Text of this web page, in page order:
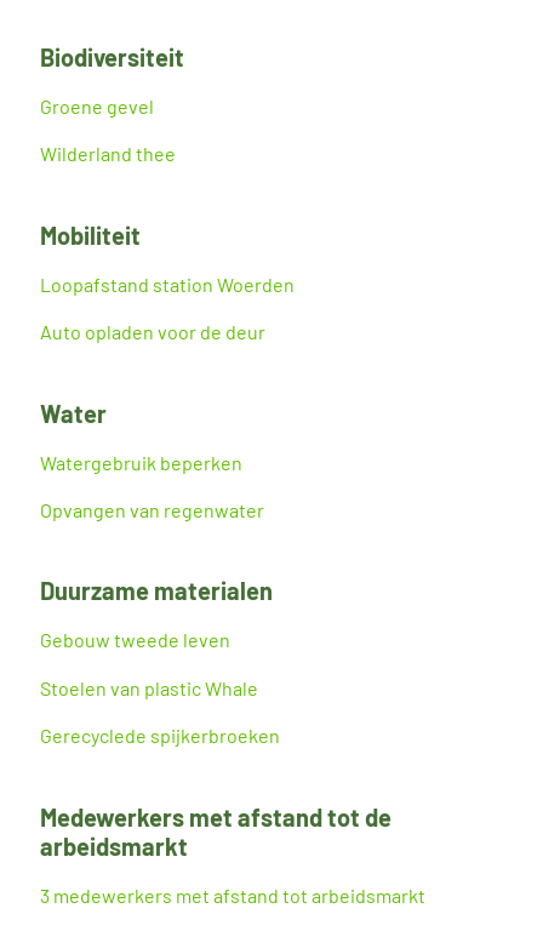
Biodiversiteit
Groene gevel
Wilderland thee
Mobiliteit
Loopafstand station Woerden
Auto opladen voor de deur
Water
Watergebruik beperken
Opvangen van regenwater
Duurzame materialen
Gebouw tweede leven
Stoelen van plastic Whale
Gerecyclede spijkerbroeken
Medewerkers met afstand tot de
arbeidsmarkt
3 medewerkers met afstand tot arbeidsmarkt